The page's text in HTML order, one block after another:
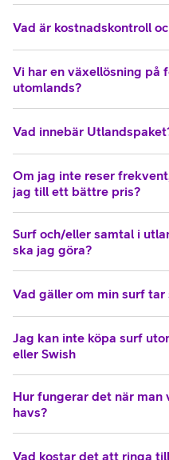
Vad är kostnadskontroll
Vi har en växellösning på
utomlands?
Vad innebär
Om jag inte reser
jag till ett bättre pris?
Surf och/eller samtal i
ska jag göra?
Vad gäller om min surf
Jag kan inte köpa surf
eller Swish
Hur fungerar det när man
havs?
Vad kostar det att ringa